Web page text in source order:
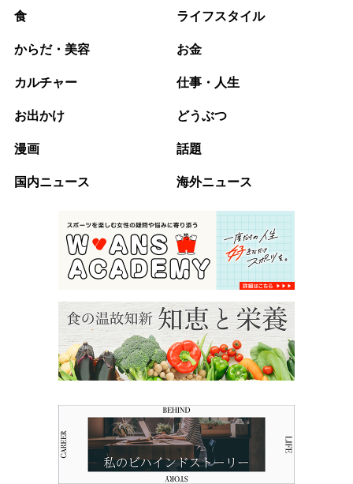
食 ライフスタイル
からだ・美容 お金
カルチャー 仕事・人生
お出かけ どうぶつ
漫画 話題
国内ニュース 海外ニュース